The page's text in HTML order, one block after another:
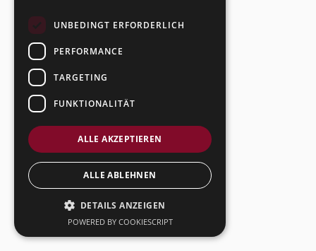
UNBEDINGT ERFORDERLICH
PERFORMANCE
TARGETING
FUNKTIONALITÄT
ALLE AKZEPTIEREN
ALLE ABLEHNEN
DETAILS ANZEIGEN
POWERED BY COOKIESCRIPT